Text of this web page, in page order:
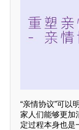
“亲情协议”可以
家人们能够更加
定过程本身也是